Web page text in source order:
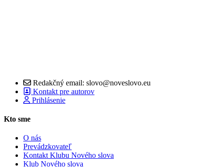
Redakčný email: slovo@noveslovo.eu
Kontakt pre autorov
Prihlásenie
Kto sme
O nás
Prevádzkovateľ
Kontakt Klubu Nového slova
Klub Nového slova